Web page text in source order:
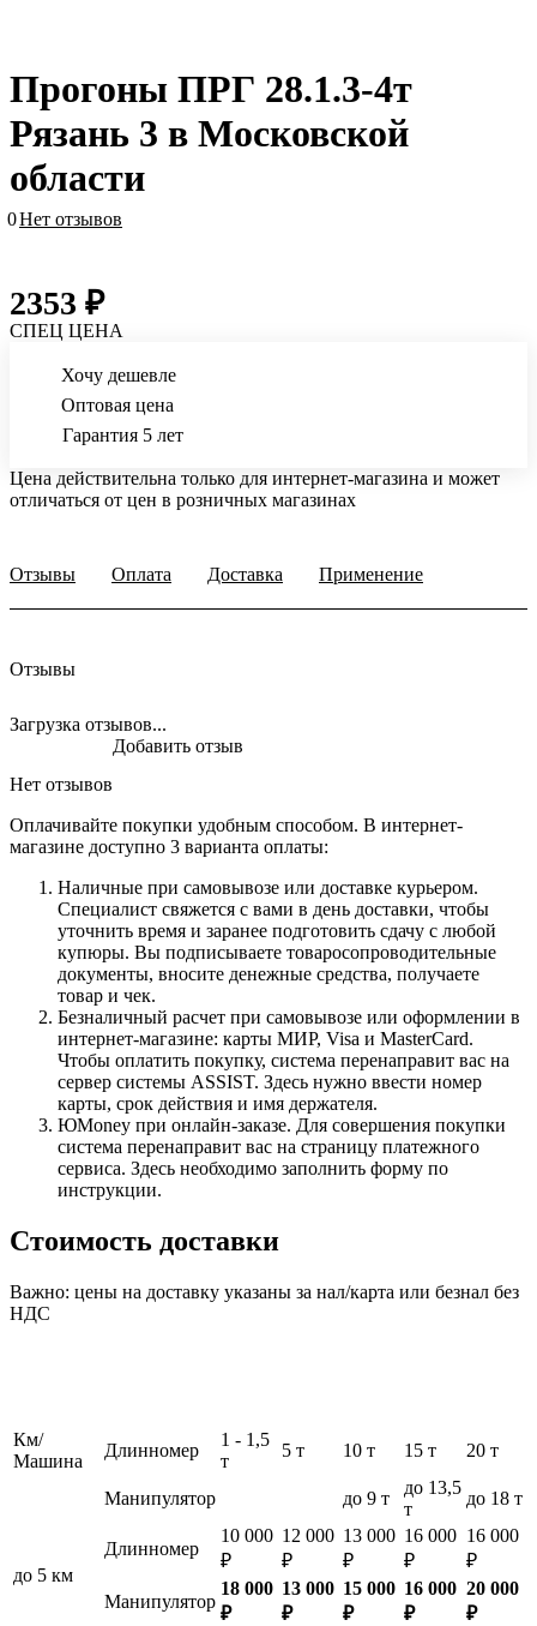
Прогоны ПРГ 28.1.3-4т
Рязань 3 в Московской
области
0Нет отзывов
2353 ₽
СПЕЦ ЦЕНА
Хочу дешевле
Оптовая цена
Гарантия 5 лет
Цена действительна только для интернет-магазина и может
отличаться от цен в розничных магазинах
Отзывы Оплата Доставка Применение
Отзывы
Загрузка отзывов...
Нет отзывов
Добавить отзыв
Оплачивайте покупки удобным способом. В интернет-
магазине доступно 3 варианта оплаты:
Наличные при самовывозе или доставке курьером.
Специалист свяжется с вами в день доставки, чтобы
уточнить время и заранее подготовить сдачу с любой
купюры. Вы подписываете товаросопроводительные
документы, вносите денежные средства, получаете
товар и чек.
Безналичный расчет при самовывозе или оформлении в
интернет-магазине: карты МИР, Visa и MasterCard.
Чтобы оплатить покупку, система перенаправит вас на
сервер системы ASSIST. Здесь нужно ввести номер
карты, срок действия и имя держателя.
ЮMoney при онлайн-заказе. Для совершения покупки
система перенаправит вас на страницу платежного
сервиса. Здесь необходимо заполнить форму по
инструкции.
Стоимость доставки
Важно: цены на доставку указаны за нал/карта или безнал без
НДС
Км/
Машина
Длинномер
1 - 1,5
т
5 т 10 т 15 т 20 т
Манипулятор до 9 т
до 13,5
т
до 18 т
до 5 км
Длинномер
10 000
₽
12 000
₽
13 000
₽
16 000
₽
16 000
₽
Манипулятор
18 000
₽
13 000
₽
15 000
₽
16 000
₽
20 000
₽